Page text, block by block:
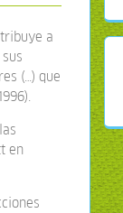
a
(…) que
en